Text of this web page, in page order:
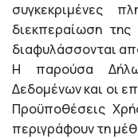
συγκεκριμένες
διεκπεραίωση
διαφυλάσσονται
Η παρούσα
Δεδομένων και οι
Προϋποθέσεις
περιγράφουν τη